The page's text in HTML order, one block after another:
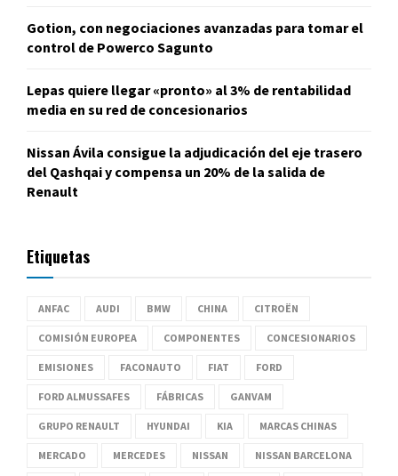
Gotion, con negociaciones avanzadas para tomar el
control de Powerco Sagunto
Lepas quiere llegar «pronto» al 3% de rentabilidad
media en su red de concesionarios
Nissan Ávila consigue la adjudicación del eje trasero
del Qashqai y compensa un 20% de la salida de
Renault
Etiquetas
ANFAC AUDI BMW CHINA CITROËN
COMISIÓN EUROPEA COMPONENTES CONCESIONARIOS
EMISIONES FACONAUTO FIAT FORD
FORD ALMUSSAFES FÁBRICAS GANVAM
GRUPO RENAULT HYUNDAI KIA MARCAS CHINAS
MERCADO MERCEDES NISSAN NISSAN BARCELONA